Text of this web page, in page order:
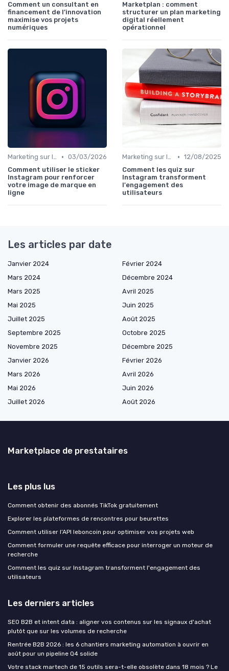
Comment un consultant en
financement de l’innovation
maximise vos projets
numériques
Marketplan : comment
structurer un plan marketing
digital réellement
opérationnel
Marketing sur les Réseaux Sociaux • 03/03/2026
Comment utiliser le sticker
Instagram pour renforcer
votre image de marque en
ligne
Marketing sur les Réseaux Sociaux • 12/08/2025
Comment les quiz sur
Instagram transforment
l'engagement des
utilisateurs
Les articles par date
Janvier 2024
Février 2024
Mars 2024
Décembre 2024
Mars 2025
Avril 2025
Mai 2025
Juin 2025
Juillet 2025
Août 2025
Septembre 2025
Octobre 2025
Novembre 2025
Décembre 2025
Janvier 2026
Février 2026
Mars 2026
Avril 2026
Mai 2026
Juin 2026
Juillet 2026
Août 2026
Marketplace de prestataires
Les plus lus
Comment obtenir des abonnés TikTok gratuitement
Explorer les plateformes de rencontres pour beurettes
Comment utiliser l’API leboncoin pour optimiser vos projets web
Comment formuler une requête efficace pour interroger un moteur de
recherche
Comment les quiz sur Instagram transforment l'engagement des
utilisateurs
Les derniers articles
SEO B2B et intent data : aligner vos contenus sur les signaux d'achat
plutôt que sur les volumes de recherche
Rentrée B2B 2026 : les 6 chantiers marketing automation à ouvrir en
août pour un pipeline Q4 solide
Votre stack martech de 15 outils sera-t-elle obsolète dans 18 mois ? Le